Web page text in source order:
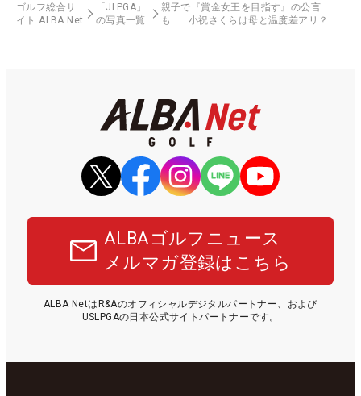
ゴルフ総合サ
イト ALBA Net
「JLPGA」
の写真一覧
親子で『賞金女王を目指す』の公言
も… 小祝さくらは母と温度差アリ？
ALBAゴルフニュース
メルマガ登録はこちら
ALBA NetはR&Aのオフィシャルデジタルパートナー、および
USLPGAの日本公式サイトパートナーです。